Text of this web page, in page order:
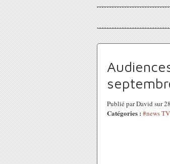
Publié par David sur
Catégories : #news TV